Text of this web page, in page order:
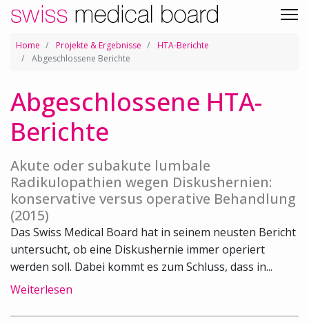
Home Projekte & Ergebnisse
HTA-Berichte
Abgeschlossene Berichte
Abgeschlossene HTA-
Berichte
Akute oder subakute lumbale
Radikulopathien wegen Diskushernien:
konservative versus operative Behandlung
(2015)
Das Swiss Medical Board hat in seinem neusten Bericht
untersucht, ob eine Diskushernie immer operiert
werden soll. Dabei kommt es zum Schluss, dass in...
Weiterlesen